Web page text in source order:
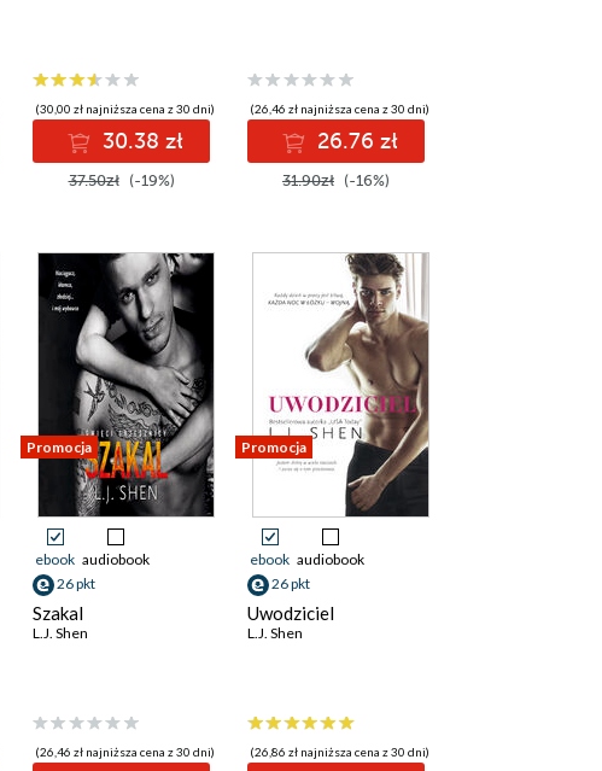
(30,00 zł najniższa cena z 30 dni)
30.38 zł
37.50zł (-19%)
(26,46 zł najniższa cena z 30 dni)
26.76 zł
31.90zł (-16%)
Promocja
ebook audiobook
26 pkt
Szakal
L.J. Shen
(26,46 zł najniższa cena z 30 dni)
Promocja
ebook audiobook
26 pkt
Uwodziciel
L.J. Shen
(26,86 zł najniższa cena z 30 dni)